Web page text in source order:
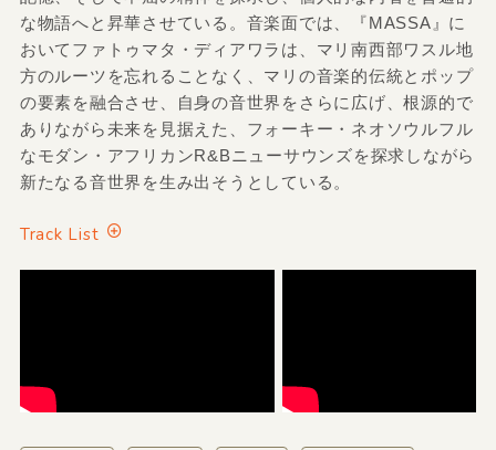
な物語へと昇華させている。音楽面では、『MASSA』に
おいてファトゥマタ・ディアワラは、マリ南西部ワスル地
方のルーツを忘れることなく、マリの音楽的伝統とポップ
の要素を融合させ、自身の音世界をさらに広げ、根源的で
ありながら未来を見据えた、フォーキー・ネオソウルフル
なモダン・アフリカンR&Bニューサウンズを探求しながら
新たなる音世界を生み出そうとしている。
Track List